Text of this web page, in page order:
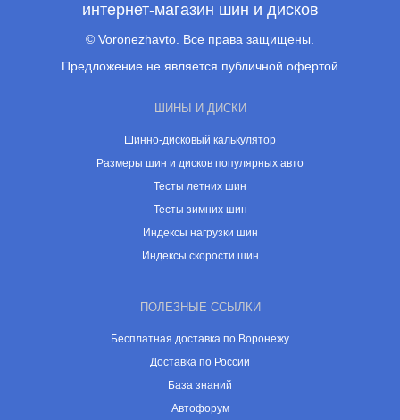
интернет-магазин шин и дисков
© Voronezhavto. Все права защищены.
Предложение не является публичной офертой
ШИНЫ И ДИСКИ
Шинно-дисковый калькулятор
Размеры шин и дисков популярных авто
Тесты летних шин
Тесты зимних шин
Индексы нагрузки шин
Индексы скорости шин
ПОЛЕЗНЫЕ ССЫЛКИ
Бесплатная доставка по Воронежу
Доставка по России
База знаний
Автофорум